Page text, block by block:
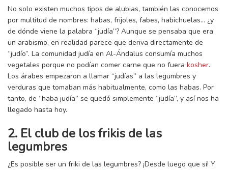
No solo existen muchos tipos de alubias, también las conocemos
por multitud de nombres: habas, frijoles, fabes, habichuelas… ¿y
de dónde viene la palabra “judía”? Aunque se pensaba que era
un arabismo, en realidad parece que deriva directamente de
“judío”. La comunidad judía en Al-Ándalus consumía muchos
vegetales porque no podían comer carne que no fuera kosher.
Los árabes empezaron a llamar “judías” a las legumbres y
verduras que tomaban más habitualmente, como las habas. Por
tanto, de “haba judía” se quedó simplemente “judía”, y así nos ha
llegado hasta hoy.
2. El club de los frikis de las
legumbres
¿Es posible ser un friki de las legumbres? ¡Desde luego que sí! Y